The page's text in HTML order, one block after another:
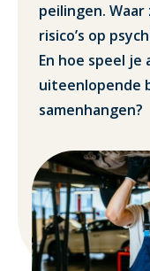
peilingen.
risico’s op
En hoe speel je
uiteenlopende
samenhangen?